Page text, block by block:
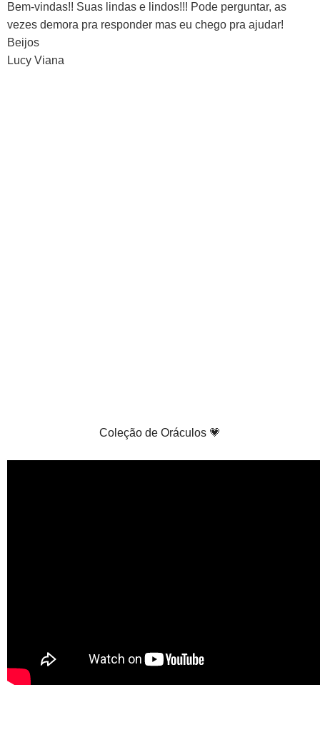
Bem-vindas!! Suas lindas e lindos!!! Pode perguntar, as
vezes demora pra responder mas eu chego pra ajudar!
Beijos
Lucy Viana
Coleção de Oráculos 💗